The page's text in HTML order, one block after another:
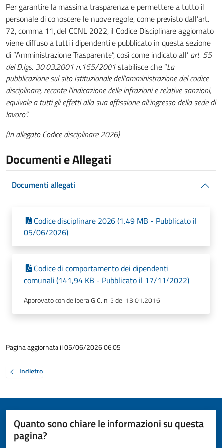
Per garantire la massima trasparenza e permettere a tutto il
personale di conoscere le nuove regole, come previsto dall’art.
72, comma 11, del CCNL 2022, il Codice Disciplinare aggiornato
viene diffuso a tutti i dipendenti e pubblicato in questa sezione
di “Amministrazione Trasparente”, così come indicato all’ art. 55
del D.lgs. 30.03.2001 n.165/2001stabilisce che “La
pubblicazione sul sito istituzionale dell'amministrazione del codice
disciplinare, recante l'indicazione delle infrazioni e relative sanzioni,
equivale a tutti gli effetti alla sua affissione all'ingresso della sede di
lavoro”.
(In allegato Codice disciplinare 2026)
Documenti e Allegati
Documenti allegati
Codice disciplinare 2026 (1,49 MB - Pubblicato il
05/06/2026)
Codice di comportamento dei dipendenti
comunali (141,94 KB - Pubblicato il 17/11/2022)
Approvato con delibera G.C. n. 5 del 13.01.2016
Pagina aggiornata il 05/06/2026 06:05
Indietro
Quanto sono chiare le informazioni su questa
pagina?